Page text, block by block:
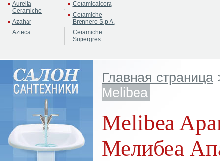
Aurelia
Ceramiche
Azahar
Azteca
Ceramicalcora
Ceramiche
Brennero S.p.A.
Ceramiche
Supergres
Главная страница
Melibea
Melibea
Мелибеа